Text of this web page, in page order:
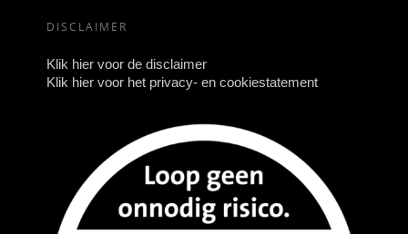
DISCLAIMER
Klik hier voor de disclaimer
Klik hier voor het privacy- en cookiestatement